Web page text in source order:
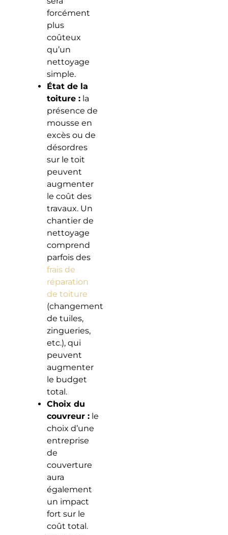
forcément
plus
coûteux
qu’un
nettoyage
simple.
État de la
toiture :la
présence de
mousse en
excès ou de
désordres
sur le toit
peuvent
augmenter
le coût des
travaux. Un
chantier de
nettoyage
comprend
parfois des
frais de
réparation
de toiture
(changement
de tuiles,
zingueries,
etc.), qui
peuvent
augmenter
le budget
total.
Choix du
couvreur :le
choix d’une
entreprise
de
couverture
aura
également
un impact
fort sur le
coût total.